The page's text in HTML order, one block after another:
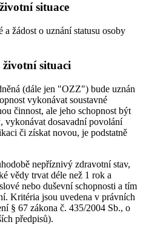
situace
žádost o uznání statusu osoby
situaci
(dále jen "OZZ") bude uznán
vykonávat soustavné
činnost, ale jeho schopnost být
vykonávat dosavadní povolání
či získat novou, je podstatně
nepříznivý zdravotní stav,
vědy trvat déle než 1 rok a
nebo duševní schopnosti a tím
Kritéria jsou uvedena v právních
§ 67 zákona č. 435/2004 Sb., o
předpisů).